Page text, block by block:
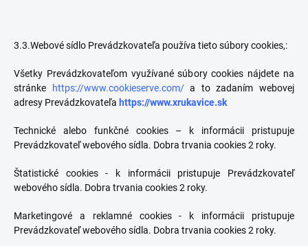
3.3.Webové sídlo Prevádzkovateľa používa tieto súbory cookies,:
Všetky Prevádzkovateľom využívané súbory cookies nájdete na
stránke
https://www.cookieserve.com/a to zadaním webovej
adresy Prevádzkovateľa https://www.xrukavice.sk
Technické alebo funkčné cookies – k informácii pristupuje
Prevádzkovateľ webového sídla. Dobra trvania cookies 2 roky.
Štatistické cookies - k informácii pristupuje Prevádzkovateľ
webového sídla. Dobra trvania cookies 2 roky.
Marketingové a reklamné cookies - k informácii pristupuje
Prevádzkovateľ webového sídla. Dobra trvania cookies 2 roky.